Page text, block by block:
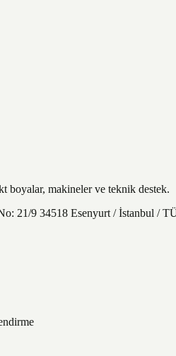
boyalar, makineler ve teknik destek.
21/9 34518 Esenyurt / İstanbul /